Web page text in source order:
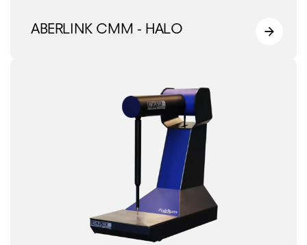
ABERLINK CMM - HALO